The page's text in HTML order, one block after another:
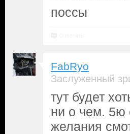
поссы
FabRyo
Заслуженный
тут будет
ни о чем. 5ю
желания